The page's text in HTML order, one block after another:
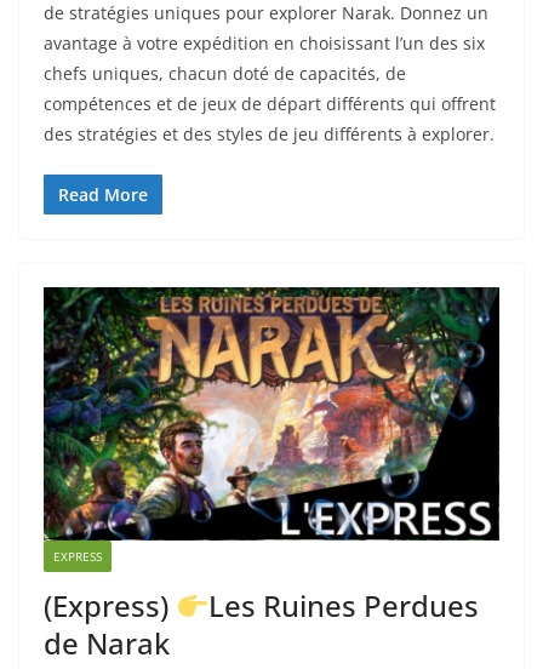
de stratégies uniques pour explorer Narak. Donnez un
avantage à votre expédition en choisissant l’un des six
chefs uniques, chacun doté de capacités, de
compétences et de jeux de départ différents qui offrent
des stratégies et des styles de jeu différents à explorer.
Read More
EXPRESS
(Express)
Les Ruines Perdues
de Narak